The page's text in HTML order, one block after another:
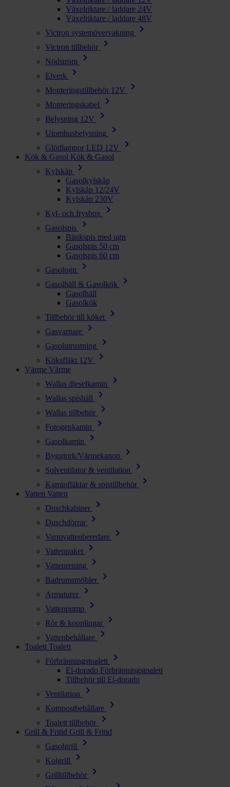
Växelriktare / laddare 24V
Växelriktare / laddare 48V
Victron systemövervakning
chevron_right
Victron tillbehör chevron_right
Nödström chevron_right
Elverk chevron_right
Monteringstillbehör 12V chevron_right
Monteringskabel chevron_right
Belysning 12V chevron_right
Utomhusbelysning chevron_right
Glödlampor LED 12V chevron_right
Kök & Gasol Kök & Gasol
Kylskåp
chevron_right
Gasolkylskåp
Kylskåp 12/24V
Kylskåp 230V
Kyl- och frysbox
chevron_right
Gasolspis chevron_right
Bänkspis med ugn
Gasolspis 50 cm
Gasolspis 60 cm
Gasolugn
chevron_right
Gasolhäll & Gasolkök chevron_right
Gasolhäll
Gasolkök
Tillbehör till köket
chevron_right
Gasvarnare chevron_right
Gasolutrustning chevron_right
Köksfläkt 12V chevron_right
Värme Värme
Wallas dieselkamin
chevron_right
Wallas spishäll chevron_right
Wallas tillbehör chevron_right
Fotogenkamin chevron_right
Gasolkamin chevron_right
Byggtork/Värmekanon chevron_right
Solventilator & ventilation chevron_right
Kaminfläktar & spistillbehör chevron_right
Vatten Vatten
Duschkabiner
chevron_right
Duschdörrar chevron_right
Varmvattenberedare chevron_right
Vattenpaket chevron_right
Vattenrening chevron_right
Badrumsmöbler chevron_right
Armaturer chevron_right
Vattenpump chevron_right
Rör & kopplingar chevron_right
Vattenbehållare chevron_right
Toalett Toalett
Förbränningstoalett
chevron_right
El-dorado Förbränningstoalett
Tillbehör till El-dorado
Ventilation
chevron_right
Kompostbehållare chevron_right
Toalett tillbehör chevron_right
Grill & Fritid Grill & Fritid
Gasolgrill
chevron_right
Kolgrill chevron_right
Grilltillbehör chevron_right